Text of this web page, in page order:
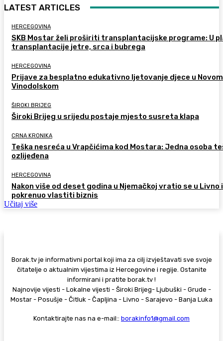
LATEST ARTICLES
HERCEGOVINA
SKB Mostar želi proširiti transplantacijske programe: U
transplantacije jetre, srca i bubrega
HERCEGOVINA
Prijave za besplatno edukativno ljetovanje djece u Novom
Vinodolskom
ŠIROKI BRIJEG
Široki Brijeg u srijedu postaje mjesto susreta klapa
CRNA KRONIKA
Teška nesreća u Vrapčićima kod Mostara: Jedna osoba
ozlijeđena
HERCEGOVINA
Nakon više od deset godina u Njemačkoj vratio se u Livno i
pokrenuo vlastiti biznis
Učitaj više
Borak.tv je informativni portal koji ima za cilj izvještavati sve svoje
čitatelje o aktualnim vijestima iz Hercegovine i regije. Ostanite
informirani i pratite borak.tv !
Najnovije vijesti - Lokalne vijesti - Široki Brijeg- Ljubuški - Grude -
Mostar - Posušje - Čitluk - Čapljina - Livno - Sarajevo - Banja Luka
Kontaktirajte nas na e-mail:: borakinfo1@gmail.com